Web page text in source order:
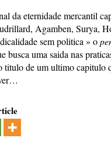
da eternidade mercantil
Agamben, Surya,
sem politica » o
busca uma saida nas
titulo de um ultimo capitulo